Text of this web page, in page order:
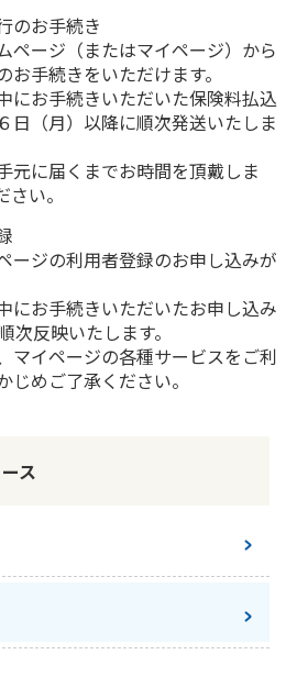
術保険金のご請求
ら探す
こと
等の確認の取り組み
ョン
ト
ントでかかる費用とは？
い】企業経営でお悩みの方はこ
品一覧
い
ナビ
ての取り組み
ア／ソーシャルメディア
のお手続き
ページ（またはマイページ）から
手続きをいただけます。
にお手続きいただいた保険料払込
日（月）以降に順次発送いたしま
元に届くまでお時間を頂戴しま
い。
ージの利用者登録のお申し込みが
にお手続きいただいたお申し込み
次反映いたします。
マイページの各種サービスをご利
めご了承ください。
ス